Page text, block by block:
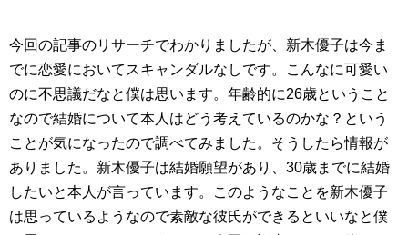
今回の記事のリサーチでわかりましたが、新木優子は今ま
でに恋愛においてスキャンダルなしです。こんなに可愛い
のに不思議だなと僕は思います。年齢的に26歳ということ
なので結婚について本人はどう考えているのかな？という
ことが気になったので調べてみました。そうしたら情報が
ありました。新木優子は結婚願望があり、30歳までに結婚
したいと本人が言っています。このようなことを新木優子
は思っているようなので素敵な彼氏ができるといいなと僕